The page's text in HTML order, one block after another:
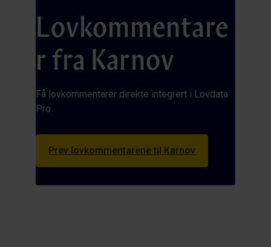
Lovkommentare
r fra Karnov
Få lovkommentarer direkte integrert i Lovdata
Pro
Prøv lovkommentarene til Karnov